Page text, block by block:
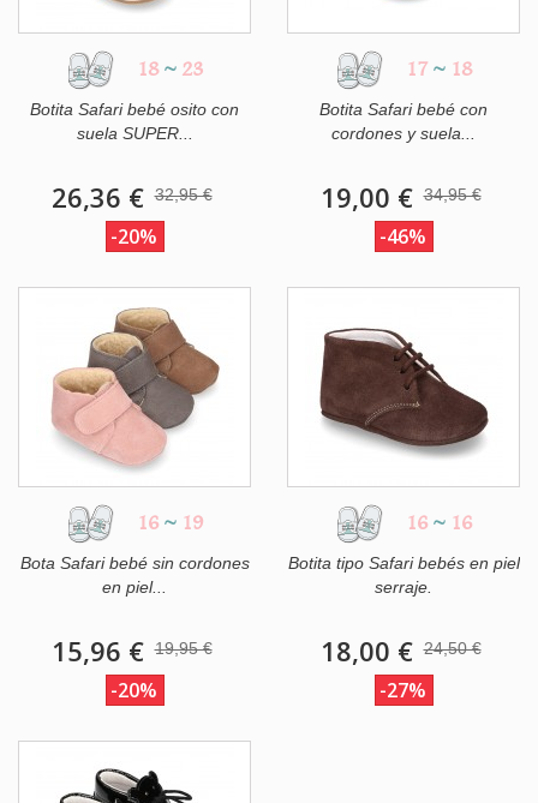
18 ~ 23
Botita Safari bebé osito con
suela SUPER...
26,36 € 32,95 €
-20%
17 ~ 18
Botita Safari bebé con
cordones y suela...
19,00 € 34,95 €
-46%
16 ~ 19
Bota Safari bebé sin cordones
en piel...
15,96 € 19,95 €
-20%
16 ~ 16
Botita tipo Safari bebés en piel
serraje.
18,00 € 24,50 €
-27%